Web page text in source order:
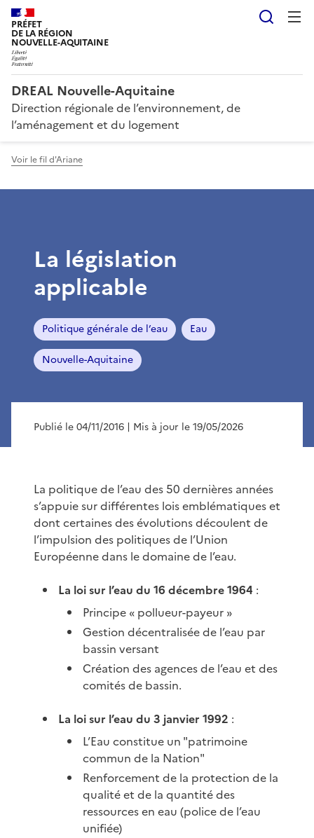
PRÉFET
DE LA RÉGION
NOUVELLE-AQUITAINE
DREAL Nouvelle-Aquitaine
Direction régionale de l’environnement, de
l’aménagement et du logement
Voir le fil d'Ariane
La législation
applicable
Politique générale de l’eau Eau
Nouvelle-Aquitaine
Publié le 04/11/2016 | Mis à jour le 19/05/2026
La politique de l’eau des 50 dernières années
s’appuie sur différentes lois emblématiques et
dont certaines des évolutions découlent de
l’impulsion des politiques de l’Union
Européenne dans le domaine de l’eau.
La loi sur l’eau du 16 décembre 1964 :
Principe « pollueur-payeur »
Gestion décentralisée de l’eau par
bassin versant
Création des agences de l’eau et des
comités de bassin.
La loi sur l’eau du 3 janvier 1992 :
L’Eau constitue un "patrimoine
commun de la Nation"
Renforcement de la protection de la
qualité et de la quantité des
ressources en eau (police de l’eau
unifiée)